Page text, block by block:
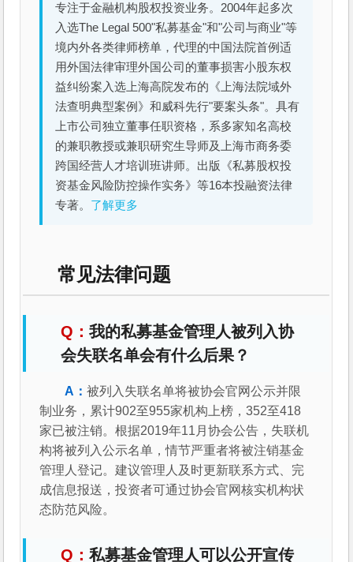
专注于金融机构股权投资业务。2004年起多次
入选The Legal 500"私募基金"和"公司与商业"等
境内外各类律师榜单，代理的中国法院首例适
用外国法律审理外国公司的董事损害小股东权
益纠纷案入选上海高院发布的《上海法院域外
法查明典型案例》和威科先行"要案头条"。具有
上市公司独立董事任职资格，系多家知名高校
的兼职教授或兼职研究生导师及上海市商务委
跨国经营人才培训班讲师。出版《私募股权投
资基金风险防控操作实务》等16本投融资法律
专著。 了解更多
常见法律问题
我的私募基金管理人被列入协
会失联名单会有什么后果？
被列入失联名单将被协会官网公示并限
制业务，累计902至955家机构上榜，352至418
家已被注销。根据2019年11月协会公告，失联机
构将被列入公示名单，情节严重者将被注销基金
管理人登记。建议管理人及时更新联系方式、完
成信息报送，投资者可通过协会官网核实机构状
态防范风险。
私募基金管理人可以公开宣传